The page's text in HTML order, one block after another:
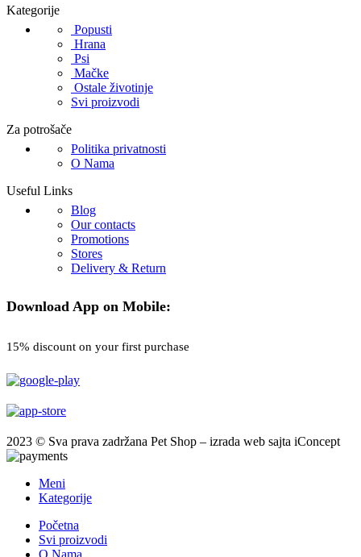
Kategorije
Popusti
Hrana
Psi
Mačke
Ostale životinje
Svi proizvodi
Za potrošače
Politika privatnosti
O Nama
Useful Links
Blog
Our contacts
Promotions
Stores
Delivery & Return
Download App on Mobile:
15% discount on your first purchase
2023 © Sva prava zadržana Pet Shop – izrada web sajta iConcept
Meni
Kategorije
Početna
Svi proizvodi
O Nama